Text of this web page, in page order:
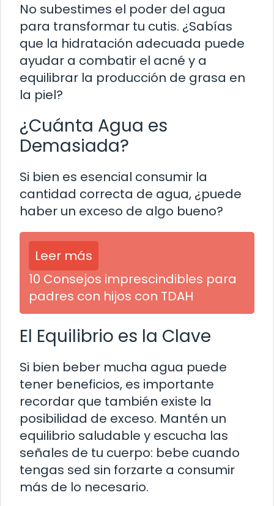
No subestimes el poder del agua
para transformar tu cutis. ¿Sabías
que la hidratación adecuada puede
ayudar a combatir el acné y a
equilibrar la producción de grasa en
la piel?
¿Cuánta Agua es
Demasiada?
Si bien es esencial consumir la
cantidad correcta de agua, ¿puede
haber un exceso de algo bueno?
Leer más
10 Consejos imprescindibles para
padres con hijos con TDAH
El Equilibrio es la Clave
Si bien beber mucha agua puede
tener beneficios, es importante
recordar que también existe la
posibilidad de exceso. Mantén un
equilibrio saludable y escucha las
señales de tu cuerpo: bebe cuando
tengas sed sin forzarte a consumir
más de lo necesario.